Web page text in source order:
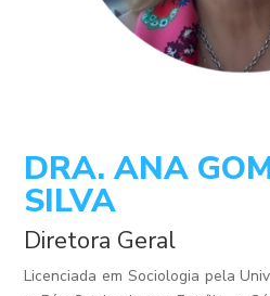
DRA. ANA
SILVA
Diretora Geral
Licenciada em Sociologia pela